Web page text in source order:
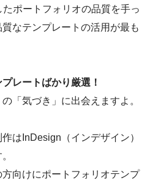
ポートフォリオの品質を手っ
なテンプレートの活用が最も
レートばかり厳選！
「気づき」に出会えますよ。
はInDesign（インデザイン）
向けにポートフォリオテンプ